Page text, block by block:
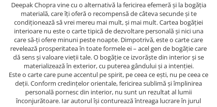
Psihologie
Sociologie
Spiritualitate/Ezoterism
Sport
Stiinte/Educatie
Deepak Chopra vine cu o alternativă la fericirea efemeră și la bogăția
materială, care îți oferă o recompensă de câteva secunde și te
condiționează să vrei mereu mai mult, și mai mult. Cartea bogăției
interioare nu este o carte tipică de dezvoltare personală și nici una
care să-ți ofere minuni peste noapte. Dimpotrivă, este o carte care
revelează prosperitatea în toate formele ei – acel gen de bogăție care
dă sens și valoare vieții tale. O bogăție ce izvorăște din interior și se
materializează în exterior, cu puterea gândului și a intenției.
Este o carte care pune accentul pe spirit, pe ceea ce ești, nu pe ceea ce
deții. Conform credințelor orientale, fericirea sublimă și împlinirea
personală pornesc din interior, nu sunt un rezultat al lumii
înconjurătoare. Iar autorul își conturează întreaga lucrare în jurul